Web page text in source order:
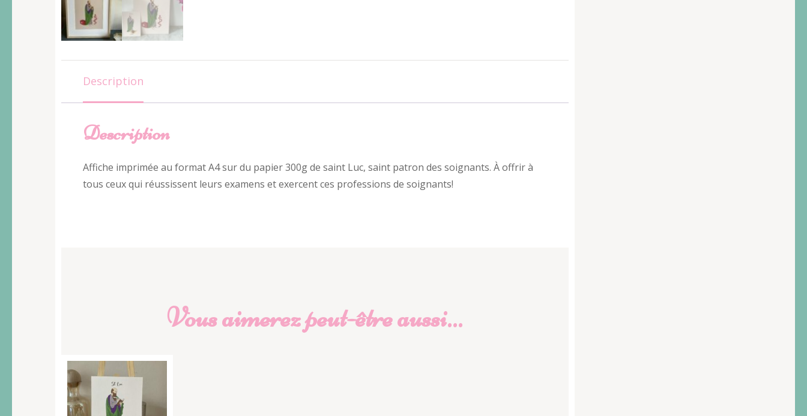
Description
Description
Affiche imprimée au format A4 sur du papier 300g de saint Luc, saint patron des soignants. À offrir à
tous ceux qui réussissent leurs examens et exercent ces professions de soignants!
Vous aimerez peut-être aussi…